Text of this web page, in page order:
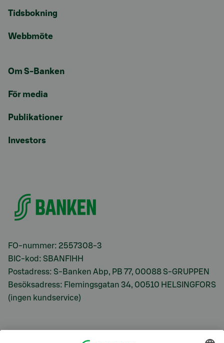
Tidsbokning
Webbmöte
Om S-Banken
För media
Publikationer
Investors
FO-nummer: 2557308-3
BIC-kod: SBANFIHH
Postadress: S-Banken Abp, PB 77, 00088 S-GRUPPEN
Besöksadress: Flemingsgatan 34, 00510 HELSINGFORS
(ingen kundservice)
S-Prime